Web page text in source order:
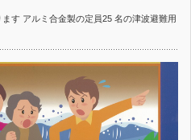
す アルミ合金製の定員25 名の津波避難用